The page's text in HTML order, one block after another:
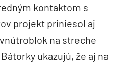
kontaktom s
projekt priniesol aj
na streche
ukazujú, že aj na